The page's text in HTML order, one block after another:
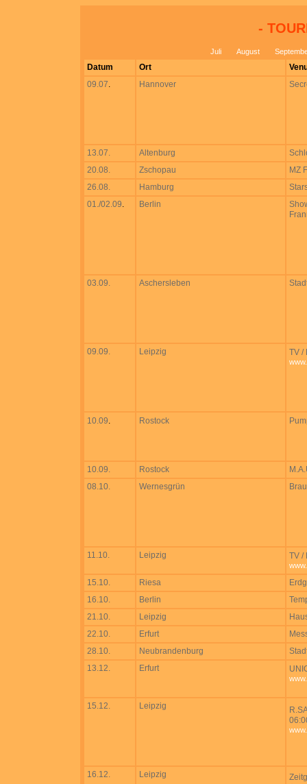
-
Juli August
Datum Ort
09.07. Hannover
13.07. Altenburg
20.08.
Zschopau
MZ
26.08.
Hamburg
01./02.09. Berlin
03.09. Aschersleben
09.09. Leipzig TV /
10.09. Rostock
10.09. Rostock
08.10.
Wernesgrün
11.10. Leipzig TV /
15.10. Riesa
16.10.
Berlin
21.10.
Leipzig
22.10.
Erfurt
28.10.
Neubrandenburg
13.12.
Erfurt
15.12. Leipzig
16.12. Leipzig